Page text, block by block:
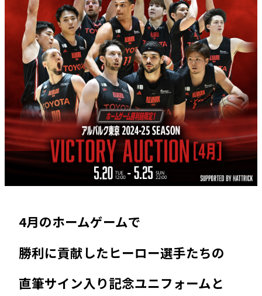
4月のホームゲームで
勝利に貢献したヒーロー選手たちの
直筆サイン入り記念ユニフォームと